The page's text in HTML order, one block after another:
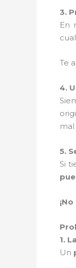
3.
En
Te
4.
5.
Si
1.
Un